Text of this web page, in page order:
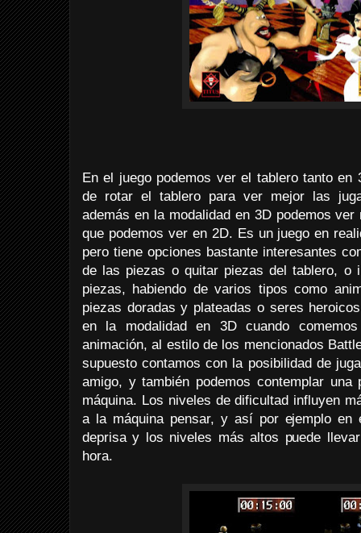
En el juego podemos ver el tablero tanto en
de rotar el tablero para ver mejor las
además en la modalidad en 3D podemos
que podemos ver en 2D. Es un juego en
pero tiene opciones bastante interesantes
de las piezas o quitar piezas del tablero, o
piezas, habiendo de varios tipos como
piezas doradas y plateadas o seres
en la modalidad en 3D cuando
animación, al estilo de los mencionados
supuesto contamos con la posibilidad de
amigo, y también podemos contemplar
máquina. Los niveles de dificultad influyen
a la máquina pensar, y así por ejemplo en
deprisa y los niveles más altos puede
hora.